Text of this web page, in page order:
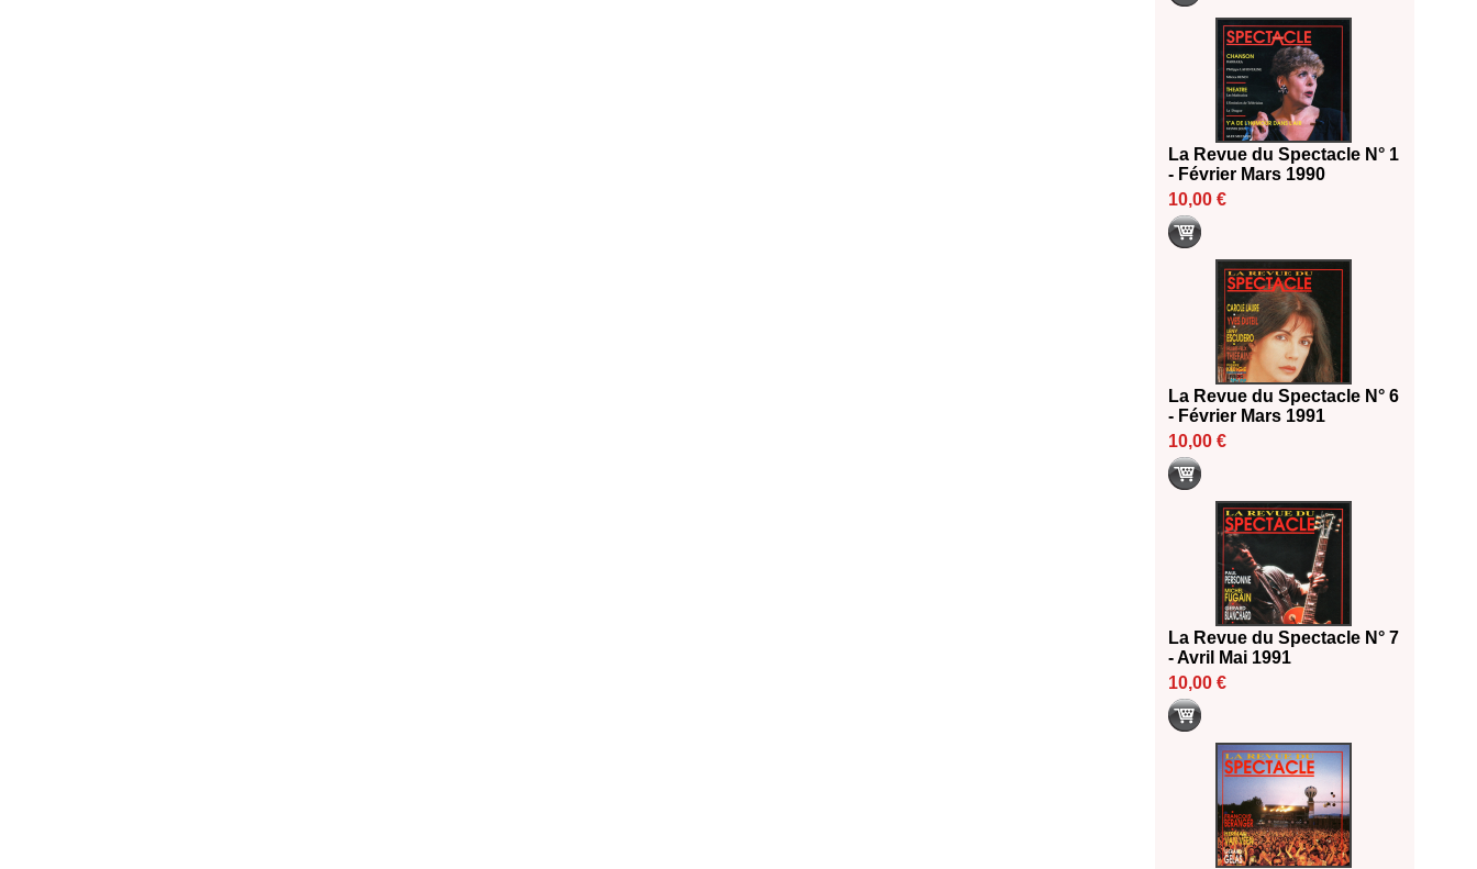
La Revue du Spectacle N° 1
- Février Mars 1990
10,00 €
La Revue du Spectacle N° 6
- Février Mars 1991
10,00 €
La Revue du Spectacle N° 7
- Avril Mai 1991
10,00 €